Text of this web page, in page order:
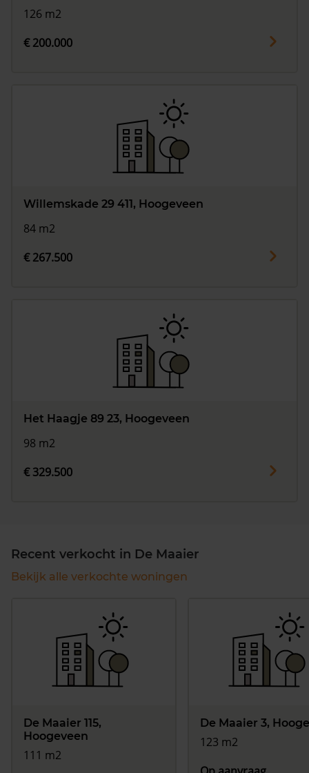
126 m2
€ 200.000
Willemskade 29 411, Hoogeveen
84 m2
€ 267.500
Het Haagje 89 23, Hoogeveen
98 m2
€ 329.500
Recent verkocht in De Maaier
Bekijk alle verkochte woningen
De Maaier 115,
Hoogeveen
111 m2
De Maaier 3,
123 m2